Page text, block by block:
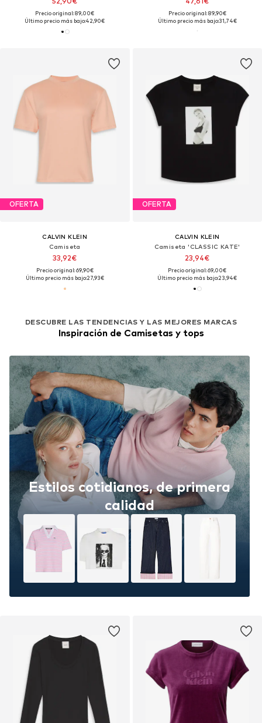
Precio original: 89,00€
Último precio más bajo:42,90€
Precio original: 89,90€
Último precio más bajo:31,74€
OFERTA
CALVIN KLEIN
Camiseta
33,92€
Precio original: 69,90€
Último precio más bajo:27,93€
DESCUBRE LAS TENDENCIAS Y LAS MEJORES MARCAS
Inspiración de Camisetas y tops
Estilos cotidianos, de primera
calidad
OFERTA
CALVIN KLEIN
Camiseta 'CLASSIC KATE'
23,94€
Precio original: 69,00€
Último precio más bajo:23,94€